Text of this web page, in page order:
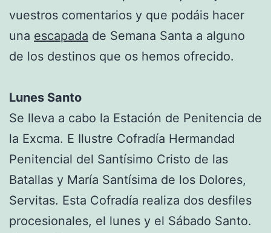
vuestros comentarios y que podáis hacer
una escapada de Semana Santa a alguno
de los destinos que os hemos ofrecido.
Lunes Santo
Se lleva a cabo la Estación de Penitencia de
la Excma. E Ilustre Cofradía Hermandad
Penitencial del Santísimo Cristo de las
Batallas y María Santísima de los Dolores,
Servitas. Esta Cofradía realiza dos desfiles
procesionales, el lunes y el Sábado Santo.